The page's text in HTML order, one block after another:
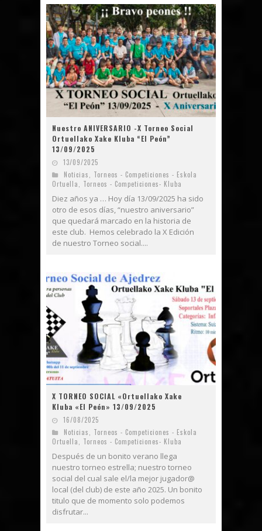
Nuestro ANIVERSARIO -X Torneo Social
Ortuellako Xake Kluba “El Peón”
13/09/2025
13/09/2025
Noticias
Torneos - Competiciones - Eskola
Ortuella
Torneos - Competiciones- Kluba
Diez años ya … Hoy día 13/09/2025 ha sido
otro de esos días, “nuestro aniversario”
que quedará marcado en la historia de
este club. Hemos celebrado la X Edición
de nuestro Torneo social....
X TORNEO SOCIAL «Ortuellako Xake
Kluba «El Peón» 13/09/2025
16/08/2025
Noticias, Torneos - Competiciones - Eskola
Ortuella, Torneos - Competiciones- Kluba
Después de un bonito verano llega
nuestro torneo estrella; nuestro torneo
social del cual sale el/la mejor jugador@
local (del club) de este año 2025. Un bonito
titulo que de momento solo podemos
disfrutar...